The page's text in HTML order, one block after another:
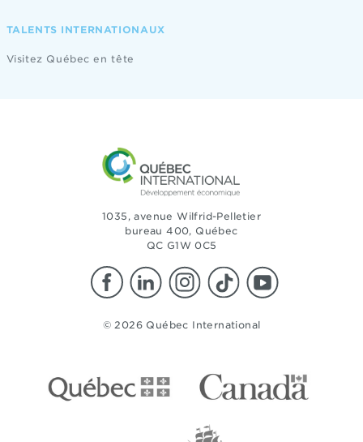
TALENTS INTERNATIONAUX
Visitez Québec en tête
1035, avenue Wilfrid-Pelletier
bureau 400, Québec
QC G1W 0C5
© 2026 Québec International